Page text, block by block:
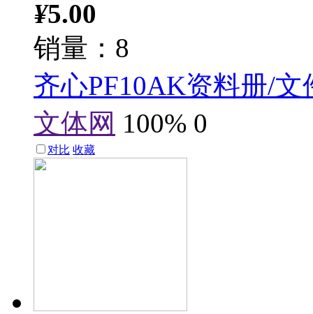
¥5.00
销量：8
齐心PF10AK资料册/文
文体网 100% 0
对比 收藏